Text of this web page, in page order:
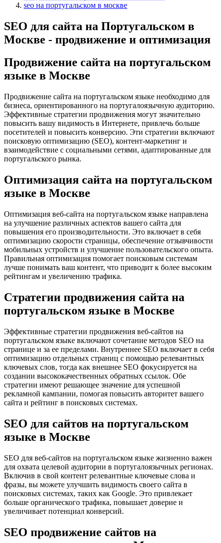
seo на португальском в москве
SEO для сайта на Португальском в
Москве - продвижение и оптимизация
Продвижение сайта на португальском
языке в Москве
Продвижение сайта на португальском языке необходимо для
бизнеса, ориентированного на португалоязычную аудиторию.
Эффективные стратегии продвижения могут значительно
повысить вашу видимость в Интернете, привлечь больше
посетителей и повысить конверсию. Эти стратегии включают
поисковую оптимизацию (SEO), контент-маркетинг и
взаимодействие с социальными сетями, адаптированные для
португальского рынка.
Оптимизация сайта на португальском
языке в Москве
Оптимизация веб-сайта на португальском языке направлена ​​
на улучшение различных аспектов вашего сайта для
повышения его производительности. Это включает в себя
оптимизацию скорости страницы, обеспечение отзывчивости
мобильных устройств и улучшение пользовательского опыта.
Правильная оптимизация помогает поисковым системам
лучше понимать ваш контент, что приводит к более высоким
рейтингам и увеличению трафика.
Стратегии продвижения сайта на
португальском языке в Москве
Эффективные стратегии продвижения веб-сайтов на
португальском языке включают сочетание методов SEO на
странице и за ее пределами. Внутреннее SEO включает в себя
оптимизацию отдельных страниц с помощью релевантных
ключевых слов, тогда как внешнее SEO фокусируется на
создании высококачественных обратных ссылок. Обе
стратегии имеют решающее значение для успешной
рекламной кампании, помогая повысить авторитет вашего
сайта и рейтинг в поисковых системах.
SEO для сайтов на португальском
языке в Москве
SEO для веб-сайтов на португальском языке жизненно важен
для охвата целевой аудитории в португалоязычных регионах.
Включив в свой контент релевантные ключевые слова и
фразы, вы можете улучшить видимость своего сайта в
поисковых системах, таких как Google. Это привлекает
больше органического трафика, повышает доверие и
увеличивает потенциал конверсий.
SEO продвижение сайтов на